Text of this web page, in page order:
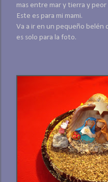
mas entre mar y tierra y
Este es para mi mami.
Va a ir en un pequeño
es solo para la foto.